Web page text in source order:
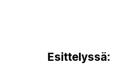
Esittelyssä: